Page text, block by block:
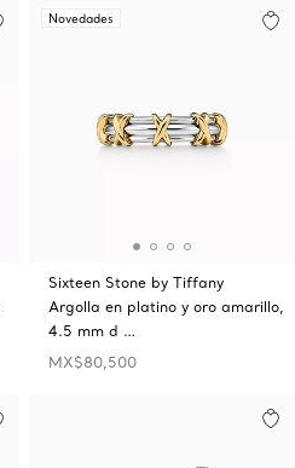
Novedades
Sixteen Stone by Tiffany
Argolla en platino y oro amarillo,
4.5 mm d …
MX$80,500